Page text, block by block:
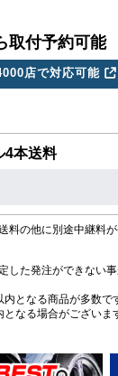
取付予約可能
店で対応可能
4本送料
料の他に別途中継料
した発注ができない
となる商品が多数で
なる場合がございま